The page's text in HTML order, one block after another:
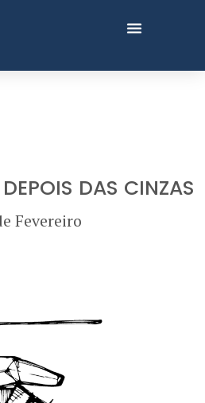
DAS CINZAS
Fevereiro